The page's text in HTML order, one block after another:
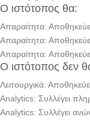
Ο ιστότοπος θα:
Απαραίτητα:
Απαραίτητα:
Απαραίτητα:
Ο ιστότοπος δεν
Λειτουργικά:
Analytics: Συλλέγει
Analytics: Συλλέγει